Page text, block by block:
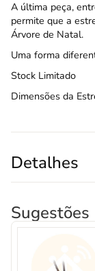
A última peça,
permite que a
Árvore de Natal.
Uma forma
Stock Limitado
Dimensões da
Detalhes
Sugestões